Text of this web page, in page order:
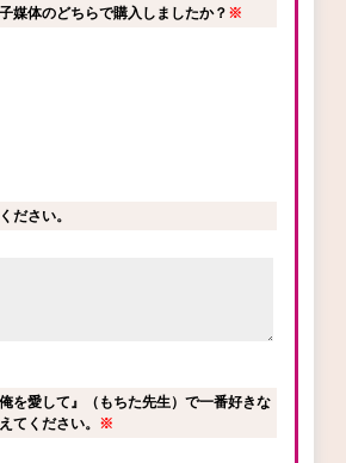
媒体のどちらで購入しましたか？ ※
ださい。
を愛して』（もちた先生）で一番好きな
てください。 ※